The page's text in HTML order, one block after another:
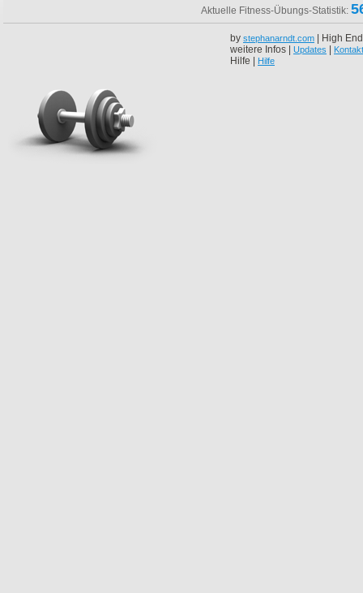
Aktuelle Fitness-Übungs-Statistik:
by stephanarndt.com | High
weitere Infos | Updates Kontakt
Hilfe | Hilfe